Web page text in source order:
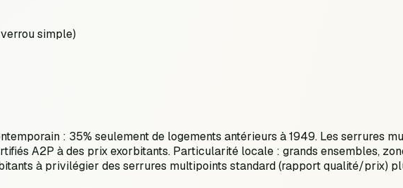
simple)
: 35% seulement de logements antérieurs à 1949. Les
A2P à des prix exorbitants. Particularité locale : grands ensembles,
à privilégier des serrures multipoints standard (rapport qualité/prix)